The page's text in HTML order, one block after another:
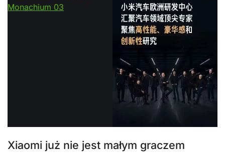
Xiaomi już nie jest małym graczem